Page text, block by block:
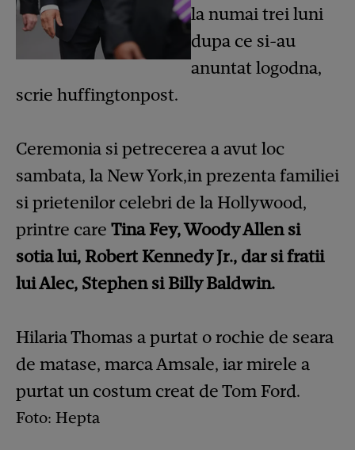
la numai trei luni
dupa ce si-au
anuntat logodna,
scrie huffingtonpost.
Ceremonia si petrecerea a avut loc
sambata, la New York,in prezenta familiei
si prietenilor celebri de la Hollywood,
printre care Tina Fey, Woody Allen si
sotia lui, Robert Kennedy Jr., dar si fratii
lui Alec, Stephen si Billy Baldwin.
Hilaria Thomas a purtat o rochie de seara
de matase, marca Amsale, iar mirele a
purtat un costum creat de Tom Ford.
Foto: Hepta